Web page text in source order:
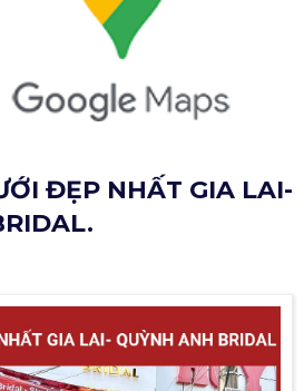
ĐẸP NHẤT GIA LAI-